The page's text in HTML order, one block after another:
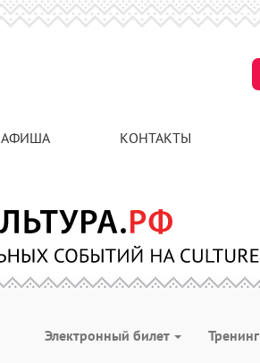
АФИША КОНТАКТЫ
Электронный билет Тренинг